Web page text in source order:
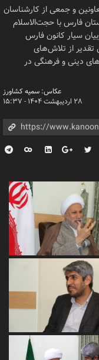
معاونین و جمعی از کارشناسان
فارس با حجت‌الاسلام
سیار کانون فارس
تقدیر از تلاش‌های
دینی و فرهنگی در
عکاس: سمیه کشاورز
۲۸ اردیبهشت ۱۴۰۴ - ۱۵:۳۷